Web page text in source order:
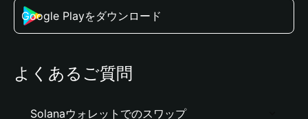
Google Playをダウンロード
よくあるご質問
Solanaウォレットでのスワップ